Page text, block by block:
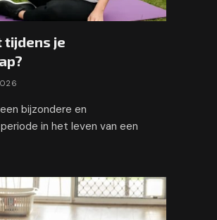
tijdens je
bijzondere en
in het leven van een